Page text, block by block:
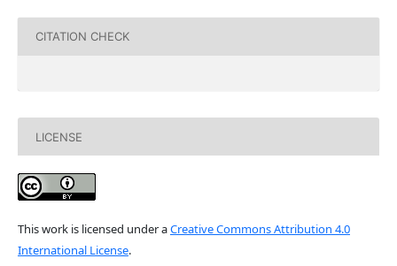
CITATION CHECK
LICENSE
This work is licensed under aCreative Commons Attribution 4.0
International License.